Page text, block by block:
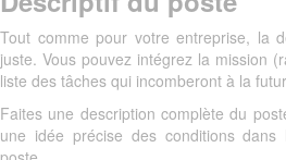
Tout comme pour votre entreprise, la
juste. Vous pouvez intégrez la mission
liste des tâches qui incomberont à la
Faites une description complète du
une idée précise des conditions dans